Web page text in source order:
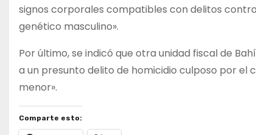
signos corporales compatibles con delitos
genético masculino».
Por último, se indicó que otra unidad fiscal de
a un presunto delito de homicidio culposo por el
menor».
Comparte esto: